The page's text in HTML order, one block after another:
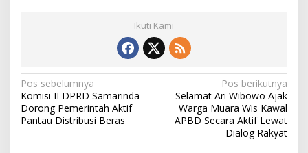
Ikuti Kami
N
a
v
Pos sebelumnya
Komisi II DPRD Samarinda
Dorong Pemerintah Aktif
Pantau Distribusi Beras
Pos berikutnya
Selamat Ari Wibowo Ajak
Warga Muara Wis Kawal
APBD Secara Aktif Lewat
Dialog Rakyat